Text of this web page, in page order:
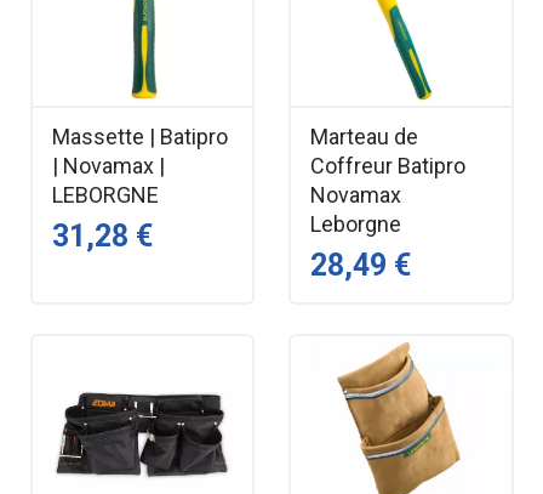
Massette | Batipro
| Novamax |
LEBORGNE
31,28 €
Marteau de
Coffreur Batipro
Novamax
Leborgne
28,49 €